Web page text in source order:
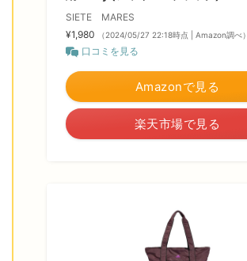
SIETE MARES
¥1,980
（2024/05/27 22:18時点 | Amazon調べ）
口コミを見る
Amazonで見る
楽天市場で見る